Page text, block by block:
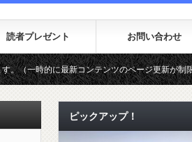
読者プレゼント お問い合わせ
のページ更新が制限されています）
ピックアップ！